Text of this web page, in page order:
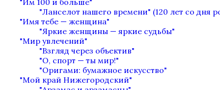
"Им 100 и больше"
"Ланселот нашего времени" (120 лет со дня
"Имя тебе — женщина"
"Яркие женщины — яркие судьбы"
"Мир увлечений"
"Взгляд через объектив"
"О, спорт — ты мир!"
"Оригами: бумажное искусство"
"Мой край Нижегородский"